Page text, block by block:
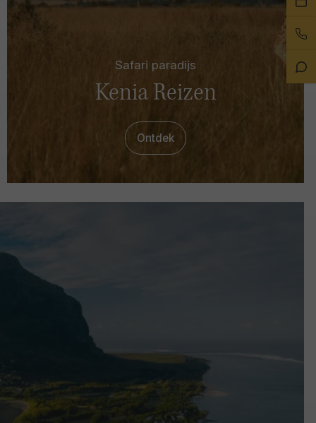
Bel
Safari paradijs
Kenia Reizen
Ontdek